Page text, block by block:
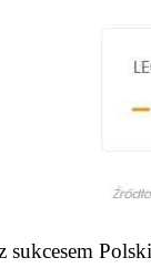
sukcesem